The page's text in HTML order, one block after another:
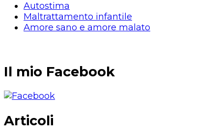
Autostima
Maltrattamento infantile
Amore sano e amore malato
Il mio Facebook
Articoli